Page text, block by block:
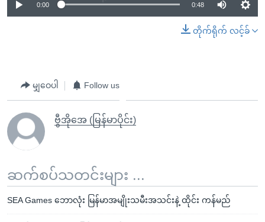
0:00 0:48
တိုက်ရိုက် လင့်ခ်
မျှဝေပါ Follow us
ဗွီအိုအေ (မြန်မာပိုင်း)
ဆက်စပ်သတင်းများ ...
SEA Games ဘောလုံး မြန်မာအမျိုးသမီးအသင်းနဲ့ ထိုင်း ကန်မည်